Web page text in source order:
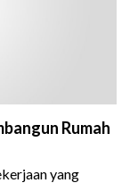
Rumah
yang